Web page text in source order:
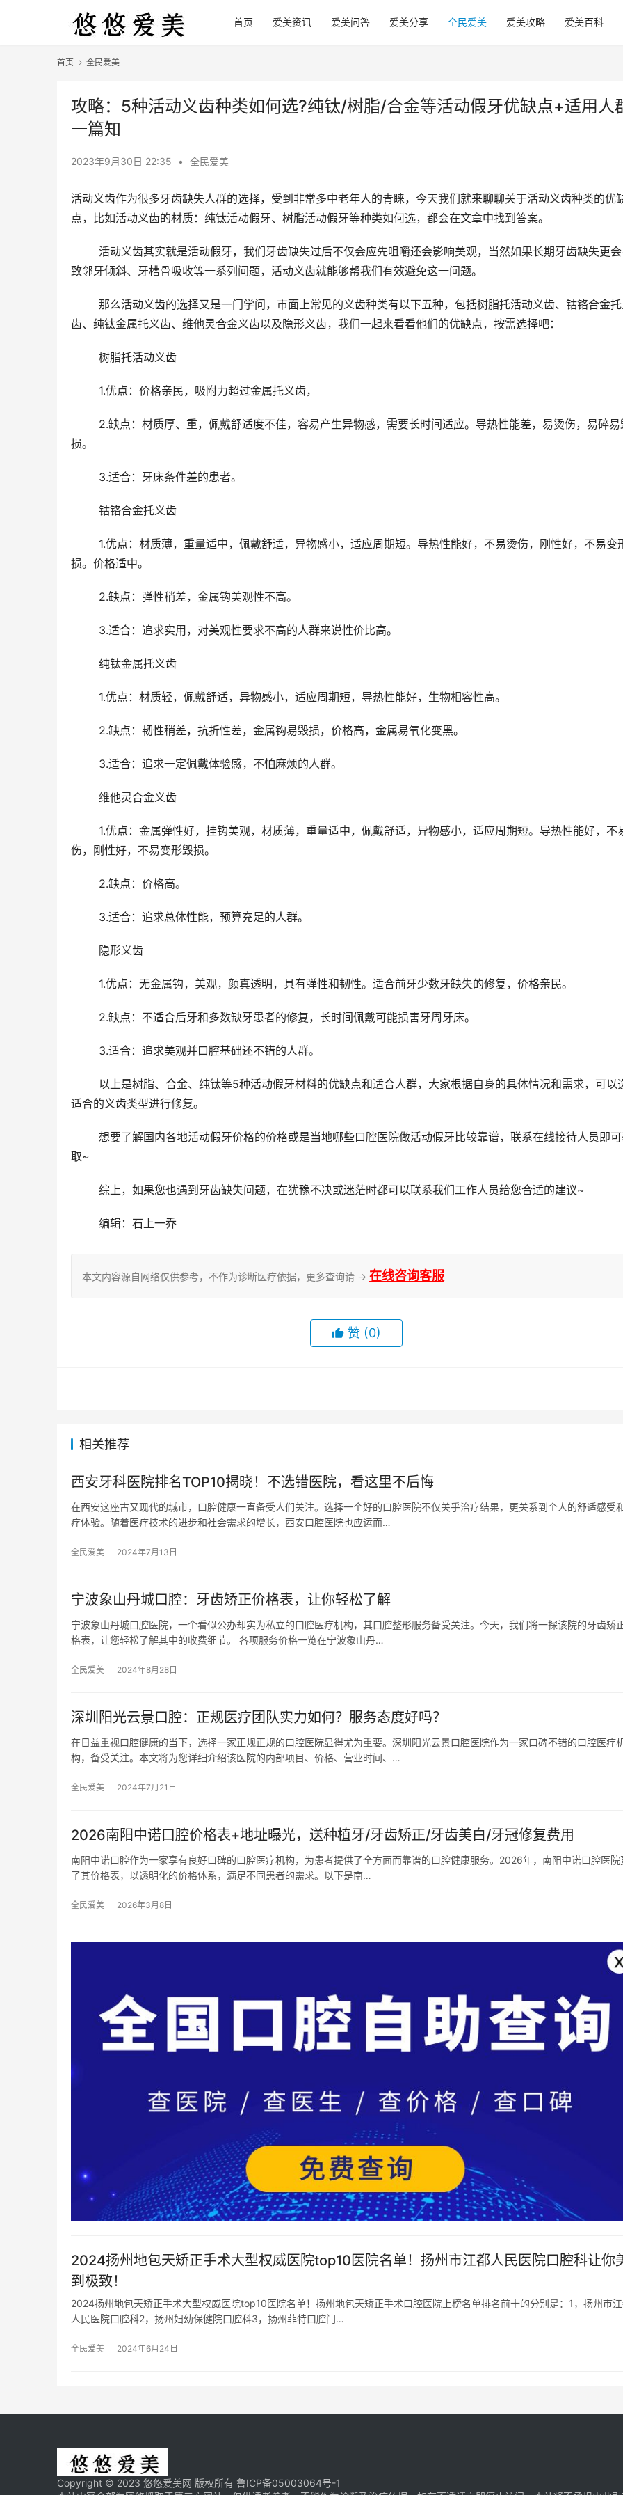
首页 爱美资讯 爱美问答 爱美分享 全民爱美 爱美攻略 爱美百科
首页 全民爱美
攻略：5种活动义齿种类如何选?纯钛/树脂/合金等活动假牙优缺点+适用人
一篇知
2023年9月30日 22:35 • 全民爱美
活动义齿作为很多牙齿缺失人群的选择，受到非常多中老年人的青睐，今天我们就来聊聊关于活动义齿种类的优
点，比如活动义齿的材质：纯钛活动假牙、树脂活动假牙等种类如何选，都会在文章中找到答案。
致邻牙倾斜、牙槽骨吸收等一系列问题，活动义齿就能够帮我们有效避免这一问题。
齿、纯钛金属托义齿、维他灵合金义齿以及隐形义齿，我们一起来看看他们的优缺点，按需选择吧：
	树脂托活动义齿
	1.优点：价格亲民，吸附力超过金属托义齿，
损。
	3.适合：牙床条件差的患者。
	钴铬合金托义齿
损。价格适中。
	2.缺点：弹性稍差，金属钩美观性不高。
	3.适合：追求实用，对美观性要求不高的人群来说性价比高。
	纯钛金属托义齿
	1.优点：材质轻，佩戴舒适，异物感小，适应周期短，导热性能好，生物相容性高。
	2.缺点：韧性稍差，抗折性差，金属钩易毁损，价格高，金属易氧化变黑。
	3.适合：追求一定佩戴体验感，不怕麻烦的人群。
	维他灵合金义齿
伤，刚性好，不易变形毁损。
	2.缺点：价格高。
	3.适合：追求总体性能，预算充足的人群。
	隐形义齿
	1.优点：无金属钩，美观，颜真透明，具有弹性和韧性。适合前牙少数牙缺失的修复，价格亲民。
	2.缺点：不适合后牙和多数缺牙患者的修复，长时间佩戴可能损害牙周牙床。
	3.适合：追求美观并口腔基础还不错的人群。
适合的义齿类型进行修复。
取~
	综上，如果您也遇到牙齿缺失问题，在犹豫不决或迷茫时都可以联系我们工作人员给您合适的建议~
	编辑：石上一乔
本文内容源自网络仅供参考，不作为诊断医疗依据，更多查询请 → 在线咨询客服
赞 (0)
相关推荐
西安牙科医院排名TOP10揭晓！不选错医院，看这里不后悔
在西安这座古又现代的城市，口腔健康一直备受人们关注。选择一个好的口腔医院不仅关乎治疗结果，更关系到个人的舒适感受
疗体验。随着医疗技术的进步和社会需求的增长，西安口腔医院也应运而…
全民爱美 2024年7月13日
宁波象山丹城口腔：牙齿矫正价格表，让你轻松了解
宁波象山丹城口腔医院，一个看似公办却实为私立的口腔医疗机构，其口腔整形服务备受关注。今天，我们将一探该院的牙齿矫
格表，让您轻松了解其中的收费细节。 各项服务价格一览在宁波象山丹…
全民爱美 2024年8月28日
深圳阳光云景口腔：正规医疗团队实力如何？服务态度好吗？
在日益重视口腔健康的当下，选择一家正规正规的口腔医院显得尤为重要。深圳阳光云景口腔医院作为一家口碑不错的口腔医疗
构，备受关注。本文将为您详细介绍该医院的内部项目、价格、营业时间、…
全民爱美 2024年7月21日
2026南阳中诺口腔价格表+地址曝光，送种植牙/牙齿矫正/牙齿美白/牙冠修复费用
南阳中诺口腔作为一家享有良好口碑的口腔医疗机构，为患者提供了全方面而靠谱的口腔健康服务。2026年，南阳中诺口腔医院
了其价格表，以透明化的价格体系，满足不同患者的需求。以下是南…
全民爱美 2026年3月8日
2024扬州地包天矫正手术大型权威医院top10医院名单！扬州市江都人民医院口腔科让你
到极致！
2024扬州地包天矫正手术大型权威医院top10医院名单！扬州地包天矫正手术口腔医院上榜名单排名前十的分别是：1，扬州市
人民医院口腔科2，扬州妇幼保健院口腔科3，扬州菲特口腔门…
全民爱美 2024年6月24日
Copyright © 2023 悠悠爱美网 版权所有 鲁ICP备05003064号-1